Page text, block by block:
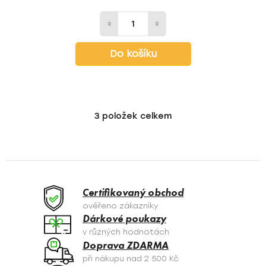
Do košíku
O
á
c
í
p
r
v
3 položek celkem
Certifikovaný obchod
ověřeno zákazníky
Dárkové poukazy
v různých hodnotách
Doprava ZDARMA
při nákupu nad 2 500 Kč